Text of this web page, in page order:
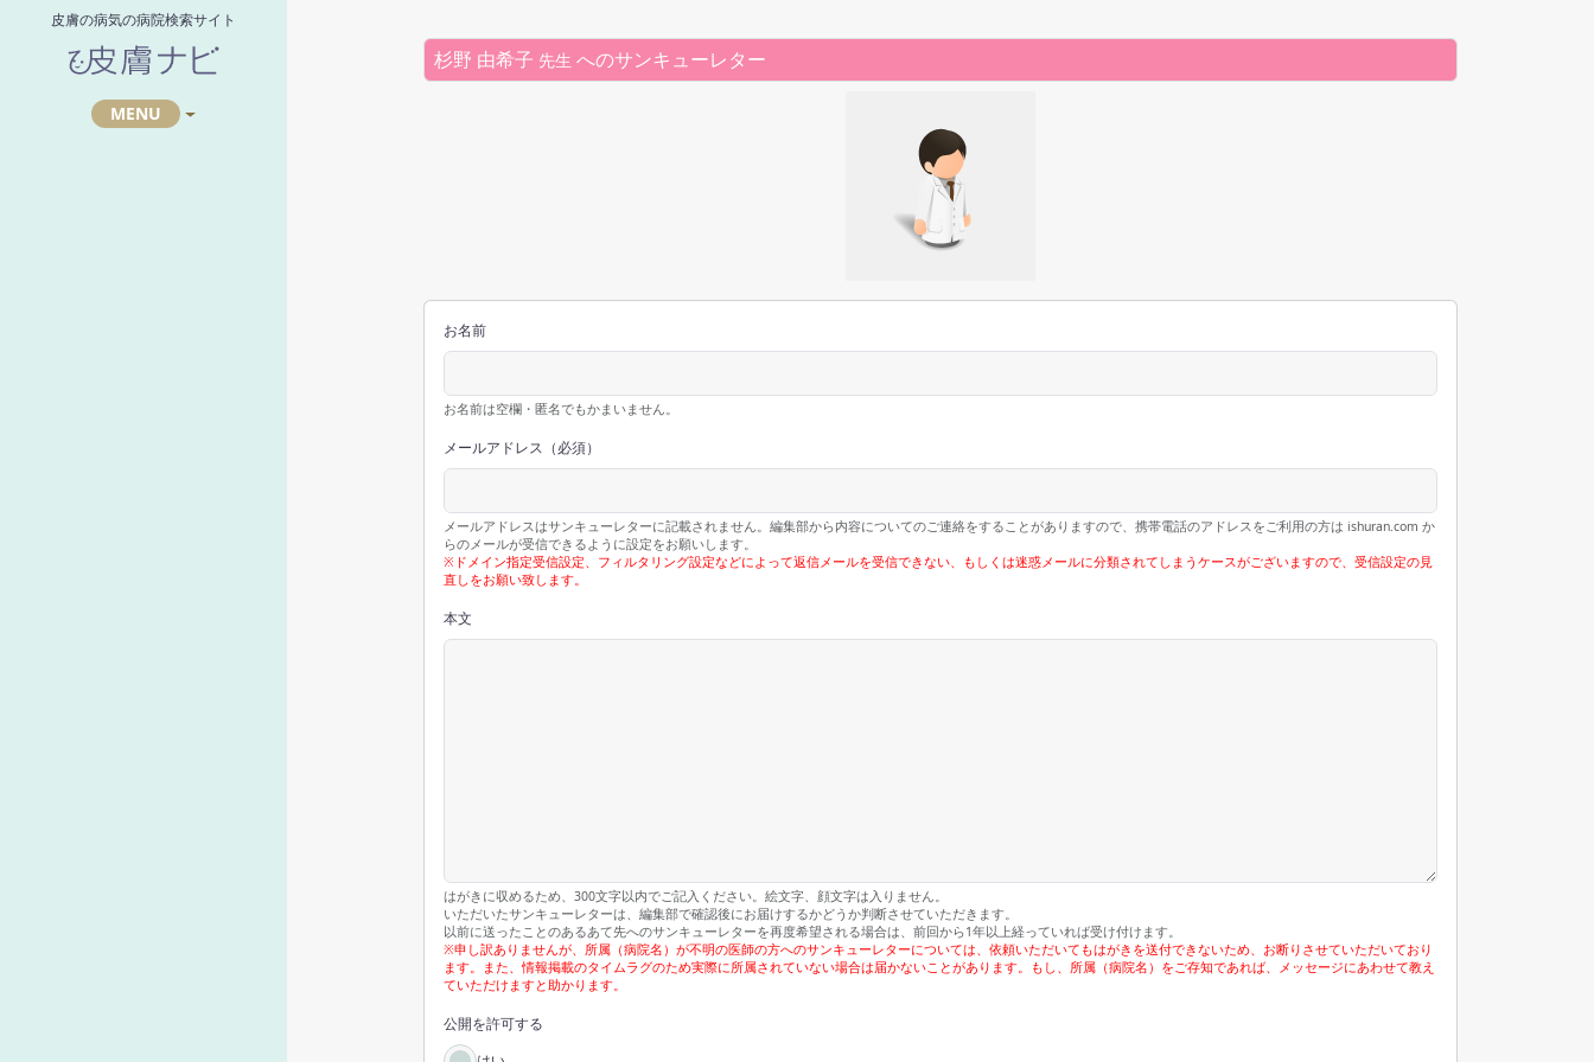
皮膚の病気の病院検索サイト
MENU
杉野 由希子 先生 へのサンキューレター
お名前
お名前は空欄・匿名でもかまいません。
メールアドレス（必須）
メールアドレスはサンキューレターに記載されません。編集部から内容についてのご連絡をすることがありますので、携帯電話のアドレスをご利用の方は ishuran.com か
らのメールが受信できるように設定をお願いします。
※ドメイン指定受信設定、フィルタリング設定などによって返信メールを受信できない、もしくは迷惑メールに分類されてしまうケースがございますので、受信設定の見
直しをお願い致します。
本文
はがきに収めるため、300文字以内でご記入ください。絵文字、顔文字は入りません。
いただいたサンキューレターは、編集部で確認後にお届けするかどうか判断させていただきます。
以前に送ったことのあるあて先へのサンキューレターを再度希望される場合は、前回から1年以上経っていれば受け付けます。
※申し訳ありませんが、所属（病院名）が不明の医師の方へのサンキューレターについては、依頼いただいてもはがきを送付できないため、お断りさせていただいており
ます。また、情報掲載のタイムラグのため実際に所属されていない場合は届かないことがあります。もし、所属（病院名）をご存知であれば、メッセージにあわせて教え
ていただけますと助かります。
公開を許可する